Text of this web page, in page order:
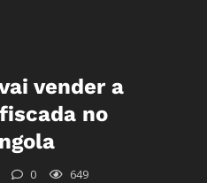
vender a
no
0 649